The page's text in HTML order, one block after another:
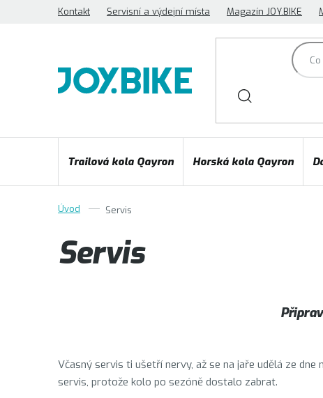
Kontakt Servisní a výdejní místa Magazín JOY.BIKE
Trailová kola Qayron Horská kola Qayron
Servis
Servis
Včasný servis ti ušetří nervy, až se na jaře udělá ze
servis, protože kolo po sezóně dostalo zabrat.